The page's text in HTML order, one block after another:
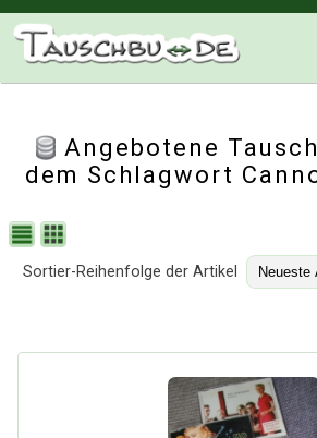
Angebotene
dem Schlagwort
Sortier-Reihenfolge der Artikel